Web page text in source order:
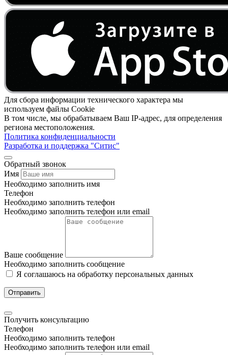
Для сбора информации технического характера мы
используем файлы Cookie
В том числе, мы обрабатываем Ваш IP-адрес, для определения
региона местоположения.
Политика конфиденциальности
Разработка и поддержка "Ситис"
Обратный звонок
Имя
Необходимо заполнить имя
Телефон
Необходимо заполнить телефон
Необходимо заполнить телефон или email
Ваше сообщение
Необходимо заполнить сообщение
Я соглашаюсь на обработку персональных данных
Отправить
Получить консультацию
Телефон
Необходимо заполнить телефон
Необходимо заполнить телефон или email